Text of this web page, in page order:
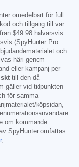
omedelbart för full
och tillgång till vår
$49.98 halvårsvis
(SpyHunter Pro
och
häri genom
eller kampanj per
till den då
gäller vid tidpunkten
för samma
köpsidan,
om kommande
SpyHunter omfattas
,